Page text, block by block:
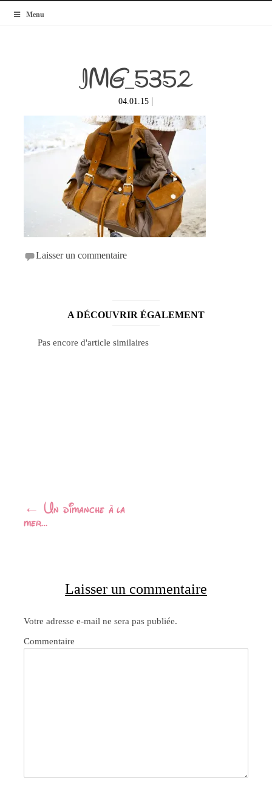
Menu
MyBlogMode
IMG_5352
04.01.15 |
Laisser un commentaire
A DÉCOUVRIR ÉGALEMENT
Pas encore d'article similaires
Navigation
Article
← Un dimanche à la
mer…
Laisser un commentaire
Votre adresse e-mail ne sera pas publiée.
Commentaire